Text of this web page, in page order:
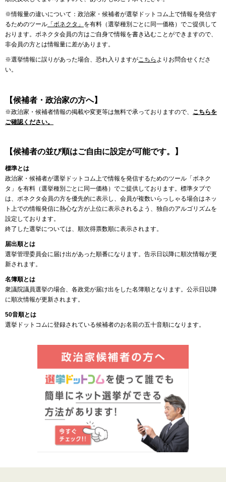
※情報量の違いについて：政治家・候補者が選挙ドットコム上で情報を発信す
るためのツール 「ボネクタ」 を有料（選挙種別ごとに同一価格）でご提供して
おります。ボネクタ会員の方はご自身で情報を書き込むことができますので、
非会員の方とは情報量に差があります。
※選挙情報に誤りがあった場合、恐れ入りますがこちら よりお問合せくださ
い。
【候補者・政治家の方へ】
※政治家・候補者情報の掲載や変更等は無料で承っておりますので、 こちらを
ご確認ください。
【候補者の並び順はご自由に設定が可能です。】
標準とは
政治家・候補者が選挙ドットコム上で情報を発信するためのツール「ボネク
タ」を有料（選挙種別ごとに同一価格）でご提供しております。標準タブで
は、ボネクタ会員の方を優先的に表示し、会員が複数いらっしゃる場合はネッ
ト上での情報発信に熱心な方が上位に表示されるよう、独自のアルゴリズムを
設定しております。
終了した選挙については、順次得票数順に表示されます。
届出順とは
選挙管理委員会に届け出があった順番になります。告示日以降に順次情報が更
新されます。
名簿順とは
衆議院議員選挙の場合、各政党が届け出をした名簿順となります。公示日以降
に順次情報が更新されます。
50音順とは
選挙ドットコムに登録されている候補者のお名前の五十音順になります。